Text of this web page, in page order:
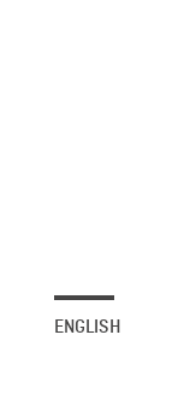
ENGLISH